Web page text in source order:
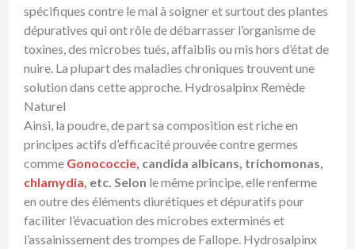
spécifiques contre le mal à soigner et surtout des plantes
dépuratives qui ont rôle de débarrasser l’organisme de
toxines, des microbes tués, affaiblis ou mis hors d’état de
nuire. La plupart des maladies chroniques trouvent une
solution dans cette approche. Hydrosalpinx Remède
Naturel
Ainsi, la poudre, de part sa composition est riche en
principes actifs d’efficacité prouvée contre germes
comme Gonococcie , candida albicans, trichomonas,
chlamydia , etc. Selon le même principe, elle renferme
en outre des éléments diurétiques et dépuratifs pour
faciliter l’évacuation des microbes exterminés et
l’assainissement des trompes de Fallope. Hydrosalpinx